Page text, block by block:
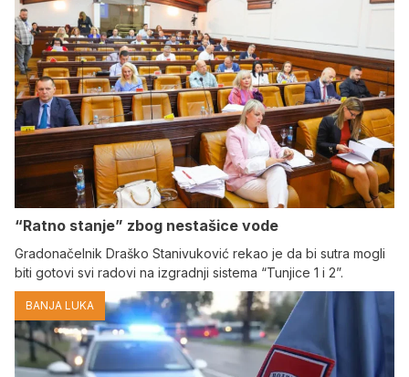
“Ratno stanje” zbog nestašice vode
Gradonačelnik Draško Stanivuković rekao je da bi sutra mogli
biti gotovi svi radovi na izgradnji sistema “Tunjice 1 i 2”.
BANJA LUKA